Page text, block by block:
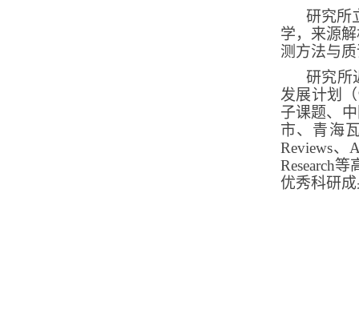
研究所
学，来源
测方法与
研究所
发展计划（
子课题、
市、青海
Reviews、
Research等
优秀科研